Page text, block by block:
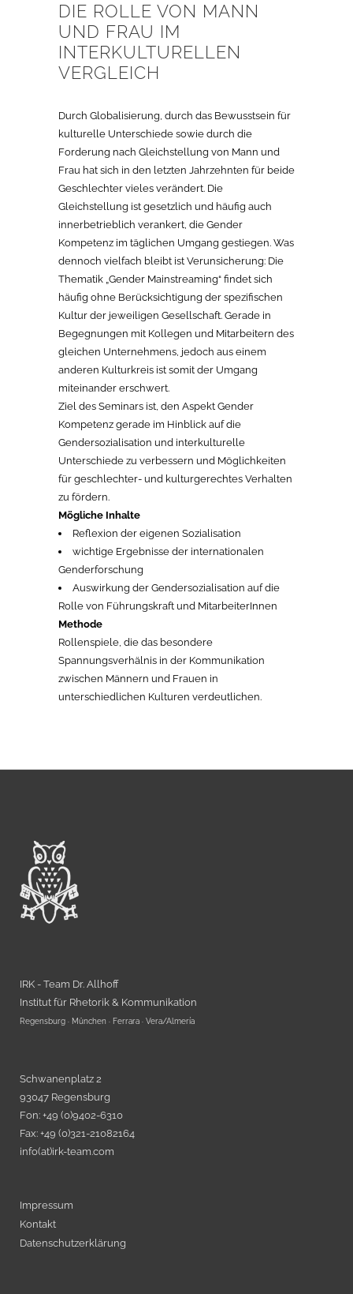
DIE ROLLE VON MANN
UND FRAU IM
INTERKULTURELLEN
VERGLEICH
Durch Globalisierung, durch das Bewusstsein für
kulturelle Unterschiede sowie durch die
Forderung nach Gleichstellung von Mann und
Frau hat sich in den letzten Jahrzehnten für beide
Geschlechter vieles verändert. Die
Gleichstellung ist gesetzlich und häufig auch
innerbetrieblich verankert, die Gender
Kompetenz im täglichen Umgang gestiegen. Was
dennoch vielfach bleibt ist Verunsicherung: Die
Thematik „Gender Mainstreaming“ findet sich
häufig ohne Berücksichtigung der spezifischen
Kultur der jeweiligen Gesellschaft. Gerade in
Begegnungen mit Kollegen und Mitarbeitern des
gleichen Unternehmens, jedoch aus einem
anderen Kulturkreis ist somit der Umgang
miteinander erschwert.
Ziel des Seminars ist, den Aspekt Gender
Kompetenz gerade im Hinblick auf die
Gendersozialisation und interkulturelle
Unterschiede zu verbessern und Möglichkeiten
für geschlechter- und kulturgerechtes Verhalten
zu fördern.
Mögliche Inhalte
Reflexion der eigenen Sozialisation
wichtige Ergebnisse der internationalen
Genderforschung
Auswirkung der Gendersozialisation auf die
Rolle von Führungskraft und MitarbeiterInnen
Methode
Rollenspiele, die das besondere
Spannungsverhälnis in der Kommunikation
zwischen Männern und Frauen in
unterschiedlichen Kulturen verdeutlichen.
IRK - Team Dr. Allhoff
Institut für Rhetorik & Kommunikation
Regensburg · München · Ferrara · Vera/Almería
Schwanenplatz 2
93047 Regensburg
Fon: +49 (0)9402-6310
Fax: +49 (0)321-21082164
info(at)irk-team.com
Impressum
Kontakt
Datenschutzerklärung